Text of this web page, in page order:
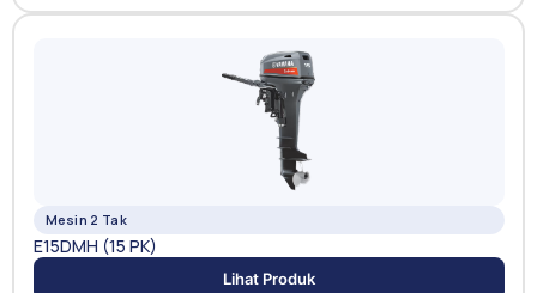
Mesin 2 Tak
E15DMH (15 PK)
Lihat Produk